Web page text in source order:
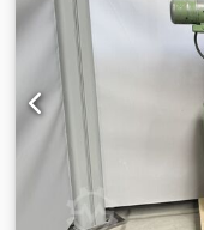
20.000 U/min
,
(min.): 20 U/min ,
Betriebsstunden
bar
, Spindelnase:
Werkzeugmagazin:
Eingangsstroms:
Dokumentation/
einstellbar,
technischen